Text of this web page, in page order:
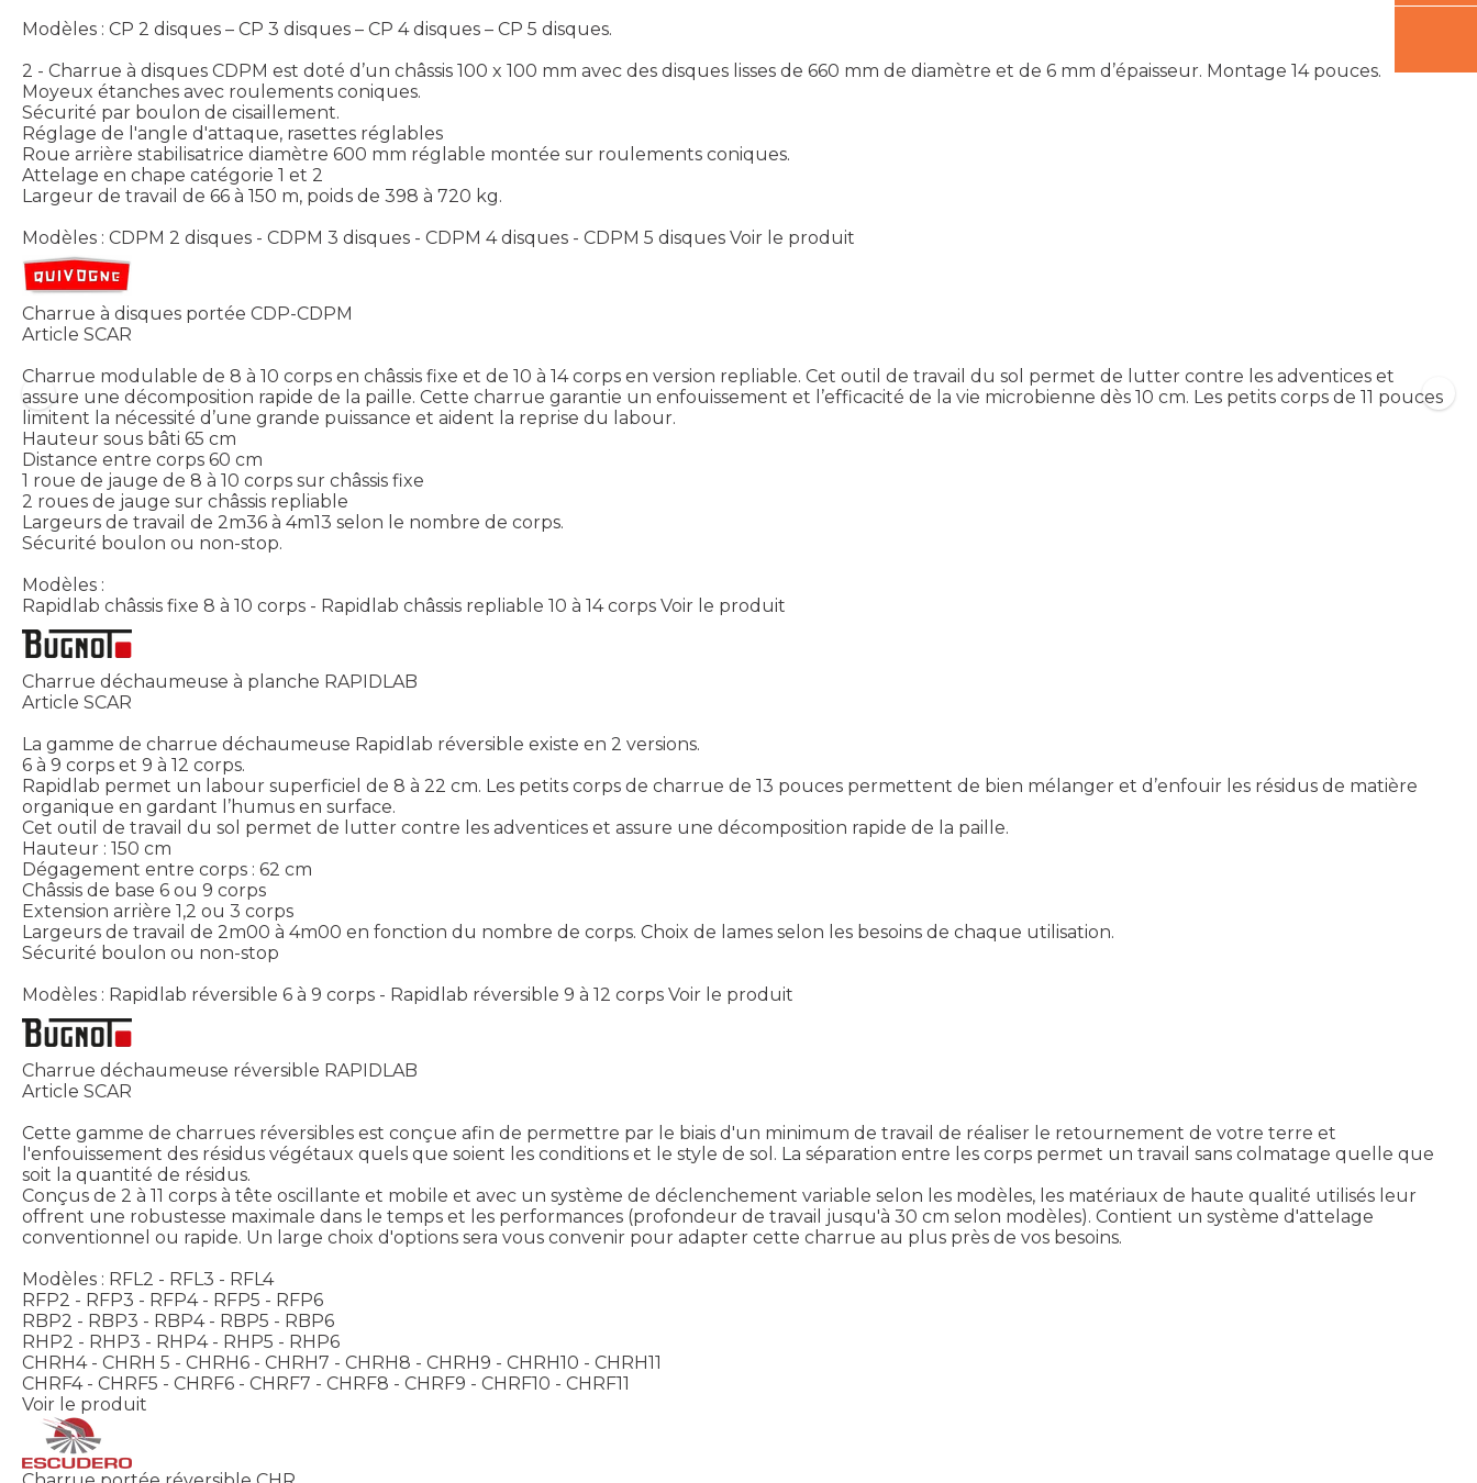
Modèles : CP 2 disques – CP 3 disques – CP 4 disques – CP 5 disques.
2 - Charrue à disques CDPM est doté d’un châssis 100 x 100 mm avec des disques lisses de 660 mm de diamètre et de 6 mm d’épaisseur. Montage 14 pouces.
Moyeux étanches avec roulements coniques.
Sécurité par boulon de cisaillement.
Réglage de l'angle d'attaque, rasettes réglables
Roue arrière stabilisatrice diamètre 600 mm réglable montée sur roulements coniques.
Attelage en chape catégorie 1 et 2
Largeur de travail de 66 à 150 m, poids de 398 à 720 kg.
Modèles : CDPM 2 disques - CDPM 3 disques - CDPM 4 disques - CDPM 5 disques Voir le produit
Charrue à disques portée CDP-CDPM
Article SCAR
Charrue modulable de 8 à 10 corps en châssis fixe et de 10 à 14 corps en version repliable. Cet outil de travail du sol permet de lutter contre les adventices et
assure une décomposition rapide de la paille. Cette charrue garantie un enfouissement et l’efficacité de la vie microbienne dès 10 cm. Les petits corps de 11 pouces
limitent la nécessité d’une grande puissance et aident la reprise du labour.
Hauteur sous bâti 65 cm
Distance entre corps 60 cm
1 roue de jauge de 8 à 10 corps sur châssis fixe
2 roues de jauge sur châssis repliable
Largeurs de travail de 2m36 à 4m13 selon le nombre de corps.
Sécurité boulon ou non-stop.
Modèles :
Rapidlab châssis fixe 8 à 10 corps - Rapidlab châssis repliable 10 à 14 corps Voir le produit
Charrue déchaumeuse à planche RAPIDLAB
Article SCAR
La gamme de charrue déchaumeuse Rapidlab réversible existe en 2 versions.
6 à 9 corps et 9 à 12 corps.
Rapidlab permet un labour superficiel de 8 à 22 cm. Les petits corps de charrue de 13 pouces permettent de bien mélanger et d’enfouir les résidus de matière
organique en gardant l’humus en surface.
Cet outil de travail du sol permet de lutter contre les adventices et assure une décomposition rapide de la paille.
Hauteur : 150 cm
Dégagement entre corps : 62 cm
Châssis de base 6 ou 9 corps
Extension arrière 1,2 ou 3 corps
Largeurs de travail de 2m00 à 4m00 en fonction du nombre de corps. Choix de lames selon les besoins de chaque utilisation.
Sécurité boulon ou non-stop
Modèles : Rapidlab réversible 6 à 9 corps - Rapidlab réversible 9 à 12 corps Voir le produit
Charrue déchaumeuse réversible RAPIDLAB
Article SCAR
Cette gamme de charrues réversibles est conçue afin de permettre par le biais d'un minimum de travail de réaliser le retournement de votre terre et
l'enfouissement des résidus végétaux quels que soient les conditions et le style de sol. La séparation entre les corps permet un travail sans colmatage quelle que
soit la quantité de résidus.
Conçus de 2 à 11 corps à tête oscillante et mobile et avec un système de déclenchement variable selon les modèles, les matériaux de haute qualité utilisés leur
offrent une robustesse maximale dans le temps et les performances (profondeur de travail jusqu'à 30 cm selon modèles). Contient un système d'attelage
conventionnel ou rapide. Un large choix d'options sera vous convenir pour adapter cette charrue au plus près de vos besoins.
Modèles : RFL2 - RFL3 - RFL4
RFP2 - RFP3 - RFP4 - RFP5 - RFP6
RBP2 - RBP3 - RBP4 - RBP5 - RBP6
RHP2 - RHP3 - RHP4 - RHP5 - RHP6
CHRH4 - CHRH 5 - CHRH6 - CHRH7 - CHRH8 - CHRH9 - CHRH10 - CHRH11
CHRF4 - CHRF5 - CHRF6 - CHRF7 - CHRF8 - CHRF9 - CHRF10 - CHRF11
Voir le produit